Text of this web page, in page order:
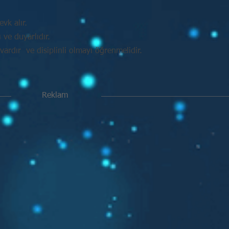
alır.
duyarlıdır.
ve disiplinli olmayı öğrenmelidir.
Reklam